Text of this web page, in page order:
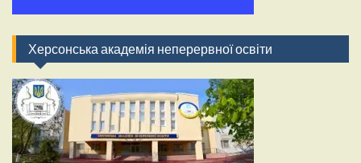
Херсонська академія неперервної освіти